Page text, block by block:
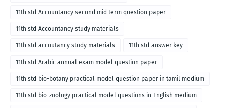
11th std Accountancy second mid term question paper
11th std Accountancy study materials
11th std accoutancy study materials 11th std answer key
11th std Arabic annual exam model question paper
11th std bio-botany practical model question paper in tamil medium
11th std bio-zoology practical model questions in English medium